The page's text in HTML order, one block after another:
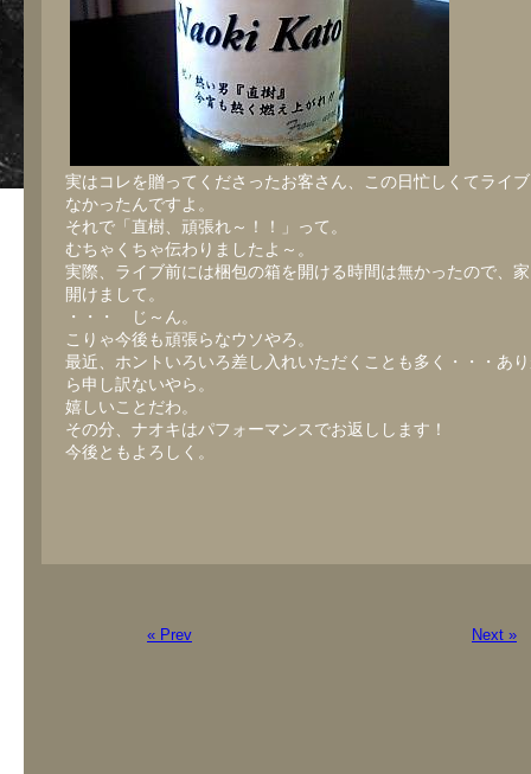
実はコレを贈ってくださったお客さん、この日忙しくてライ
なかったんですよ。
それで「直樹、頑張れ～！！」って。
むちゃくちゃ伝わりましたよ～。
実際、ライブ前には梱包の箱を開ける時間は無かったので、
開けまして。
・・・ じ～ん。
こりゃ今後も頑張らなウソやろ。
最近、ホントいろいろ差し入れいただくことも多く・・・あ
ら申し訳ないやら。
嬉しいことだわ。
その分、ナオキはパフォーマンスでお返しします！
今後ともよろしく。
« Prev Next »